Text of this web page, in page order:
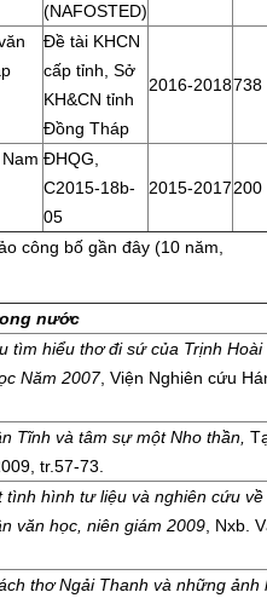
(NAFOSTED)
Đề tài KHCN
cấp tỉnh, Sở
KH&CN tỉnh
Đồng Tháp
2016-2018738
ĐHQG,
C2015-18b-
05
2015-2017200
công bố gần đây (10 năm,
nước
tìm hiểu thơ đi sứ của Trịnh
Năm 2007, Viện Nghiên cứu
Tĩnh và tâm sự một Nho thần,
tr.57-73.
tình hình tư liệu và nghiên cứu
văn học, niên giám 2009 , Nxb.
thơ Ngải Thanh và những ảnh